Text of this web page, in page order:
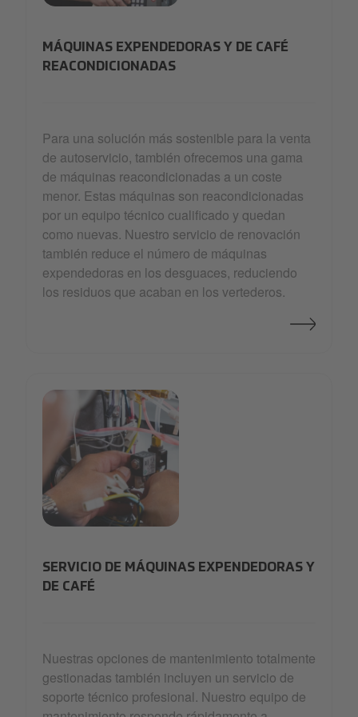
MÁQUINAS EXPENDEDORAS Y DE CAFÉ
REACONDICIONADAS
Para una solución más sostenible para la venta
de autoservicio, también ofrecemos una gama
de máquinas reacondicionadas a un coste
menor. Estas máquinas son reacondicionadas
por un equipo técnico cualificado y quedan
como nuevas. Nuestro servicio de renovación
también reduce el número de máquinas
expendedoras en los desguaces, reduciendo
los residuos que acaban en los vertederos.
SERVICIO DE MÁQUINAS EXPENDEDORAS Y
DE CAFÉ
Nuestras opciones de mantenimiento totalmente
gestionadas también incluyen un servicio de
soporte técnico profesional. Nuestro equipo de